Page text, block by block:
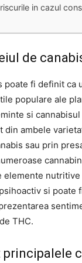
in cazul
de
poate fi definit ca
populare ale
si
din ambele
sau prin
elemente
si poate
THC.
principalele